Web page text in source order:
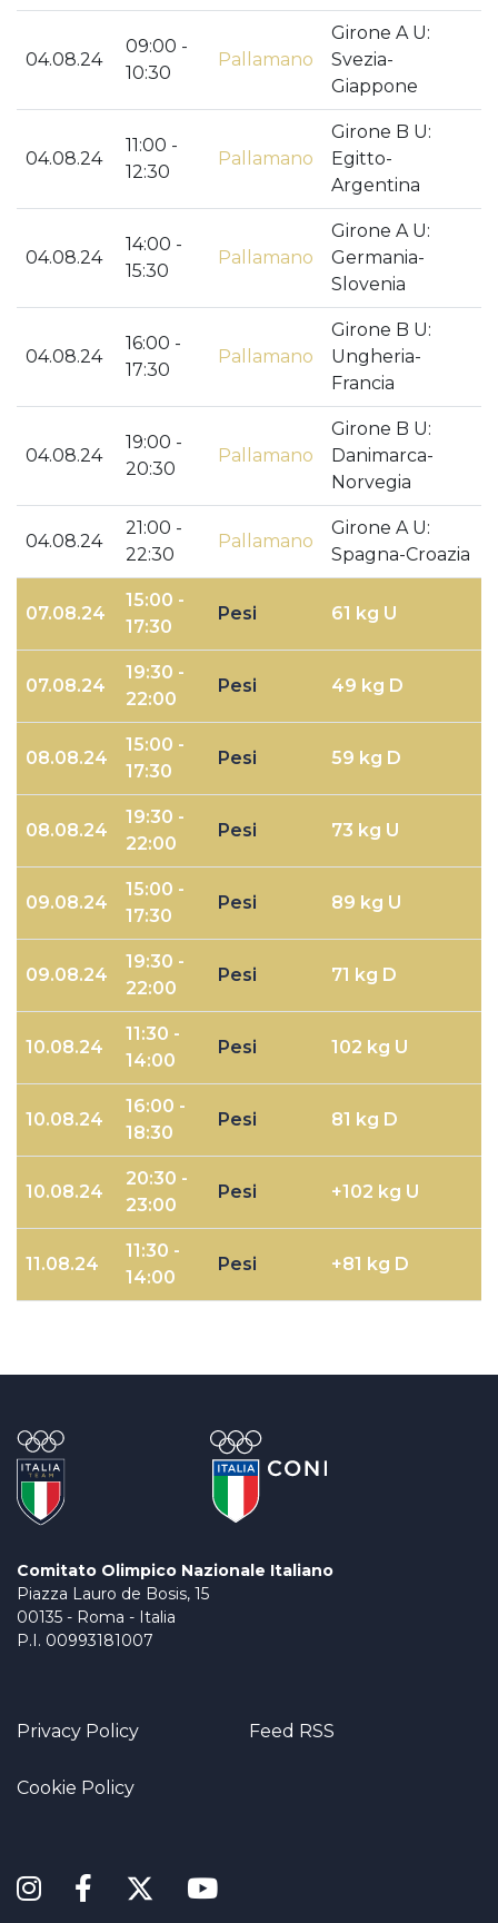
04.08.24
09:00 -
10:30
Pallamano
Girone A U:
Svezia-
Giappone
04.08.24
11:00 -
12:30
Pallamano
Girone B U:
Egitto-
Argentina
04.08.24
14:00 -
15:30
Pallamano
Girone A U:
Germania-
Slovenia
04.08.24
16:00 -
17:30
Pallamano
Girone B U:
Ungheria-
Francia
04.08.24
19:00 -
20:30
Pallamano
Girone B U:
Danimarca-
Norvegia
04.08.24
21:00 -
22:30
Pallamano
Girone A U:
Spagna-Croazia
07.08.24
15:00 -
17:30
Pesi 61 kg U
07.08.24
19:30 -
22:00
Pesi 49 kg D
08.08.24
15:00 -
17:30
Pesi 59 kg D
08.08.24
19:30 -
22:00
Pesi 73 kg U
09.08.24
15:00 -
17:30
Pesi 89 kg U
09.08.24
19:30 -
22:00
Pesi 71 kg D
10.08.24
11:30 -
14:00
Pesi 102 kg U
10.08.24
16:00 -
18:30
Pesi 81 kg D
10.08.24
20:30 -
23:00
Pesi +102 kg U
11.08.24
11:30 -
14:00
Pesi +81 kg D
Comitato Olimpico Nazionale Italiano
Piazza Lauro de Bosis, 15
00135 - Roma - Italia
P.I. 00993181007
Privacy Policy Feed RSS
Cookie Policy